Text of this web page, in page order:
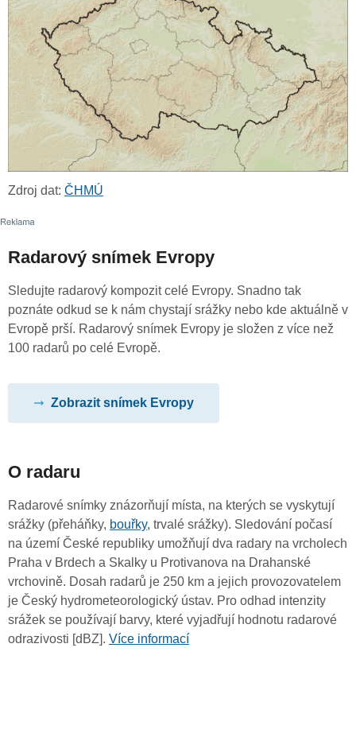
Zdroj dat: ČHMÚ
Radarový snímek Evropy
Sledujte radarový kompozit celé Evropy. Snadno tak
poznáte odkud se k nám chystají srážky nebo kde aktuálně v
Evropě prší. Radarový snímek Evropy je složen z více než
100 radarů po celé Evropě.
Zobrazit snímek Evropy
O radaru
Radarové snímky znázorňují místa, na kterých se vyskytují
srážky (přeháňky, bouřky, trvalé srážky). Sledování počasí
na území České republiky umožňují dva radary na vrcholech
Praha v Brdech a Skalky u Protivanova na Drahanské
vrchovině. Dosah radarů je 250 km a jejich provozovatelem
je Český hydrometeorologický ústav. Pro odhad intenzity
srážek se používají barvy, které vyjadřují hodnotu radarové
odrazivosti [dBZ]. Více informací